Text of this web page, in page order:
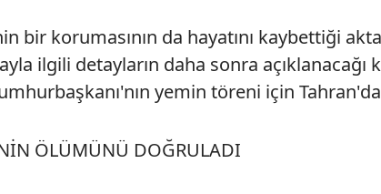
bir korumasının da hayatını kaybettiği
ilgili detayların daha sonra açıklanacağı
yemin töreni için
ÖLÜMÜNÜ DOĞRULADI